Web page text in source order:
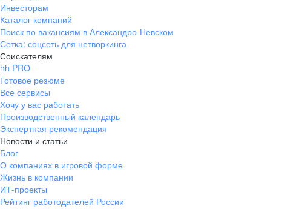
Инвесторам
Каталог компаний
Поиск по вакансиям в Александро-Невском
Сетка: соцсеть для нетворкинга
Соискателям
hh PRO
Готовое резюме
Все сервисы
Хочу у вас работать
Производственный календарь
Экспертная рекомендация
Новости и статьи
Блог
О компаниях в игровой форме
Жизнь в компании
ИТ-проекты
Рейтинг работодателей России